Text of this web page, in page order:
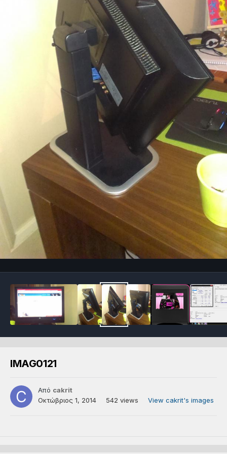
IMAG0121
Από cakrit
Οκτώβριος 1, 2014
542 views View cakrit's images